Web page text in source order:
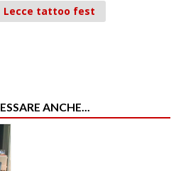
Lecce tattoo fest
ANCHE...